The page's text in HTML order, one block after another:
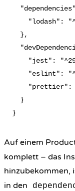
"lodash":
  },
"jest":
"eslint":
"prettier":
  }
Auf einem
komplett – das
hinzubekommen,
in den